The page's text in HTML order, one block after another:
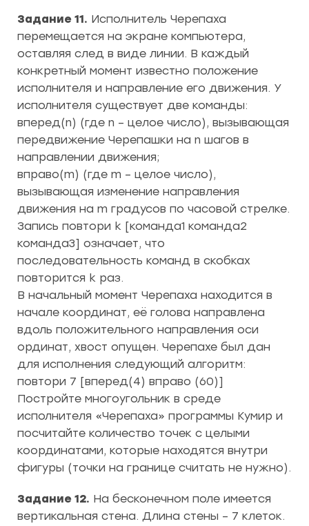
Задание 11. Исполнитель Черепаха
перемещается на экране компьютера,
оставляя след в виде линии. В каждый
конкретный момент известно положение
исполнителя и направление его движения. У
исполнителя существует две команды:
вперед(n) (где n – целое число), вызывающая
передвижение Черепашки на n шагов в
направлении движения;
вправо(m) (где m – целое число),
вызывающая изменение направления
движения на m градусов по часовой стрелке.
Запись повтори k [команда1 команда2
команда3] означает, что
последовательность команд в скобках
повторится k раз.
В начальный момент Черепаха находится в
начале координат, её голова направлена
вдоль положительного направления оси
ординат, хвост опущен. Черепахе был дан
для исполнения следующий алгоритм:
повтори 7 [вперед(4) вправо (60)]
Постройте многоугольник в среде
исполнителя «Черепаха» программы Кумир и
посчитайте количество точек с целыми
координатами, которые находятся внутри
фигуры (точки на границе считать не нужно).
Задание 12. На бесконечном поле имеется
вертикальная стена. Длина стены – 7 клеток.